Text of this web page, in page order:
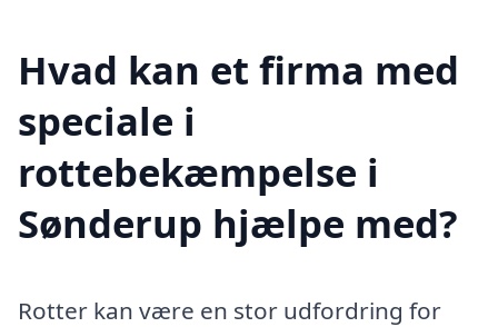
Hvad kan et firma med
speciale i
rottebekæmpelse i
Sønderup hjælpe med?
Rotter kan være en stor udfordring for